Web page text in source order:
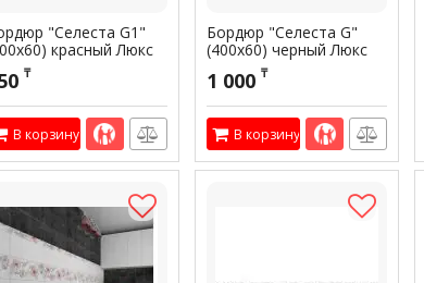
"Селеста G1"
красный Люкс
₸
В корзину
Бордюр "Селеста G"
(400х60) черный Люкс
2840060
Артикул:
1 000 ₸
В корзину